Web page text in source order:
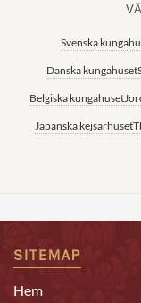
Svenska
Danska kungahuset
Belgiska kungahuset
Japanska kejsarhuset
SITEMAP
Hem